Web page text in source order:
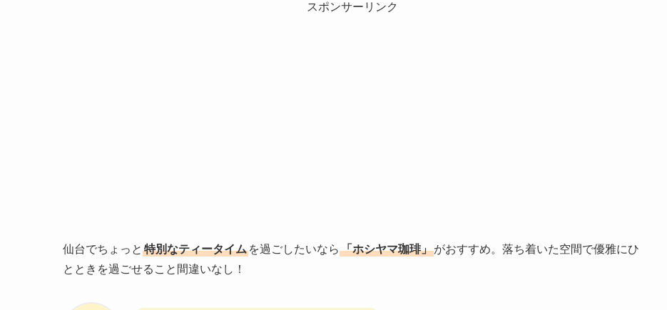
スポンサーリンク
仙台でちょっと 特別なティータイム を過ごしたいなら 「ホシヤマ珈琲」がおすすめ。落ち着いた空間で優雅にひ
とときを過ごせること間違いなし！